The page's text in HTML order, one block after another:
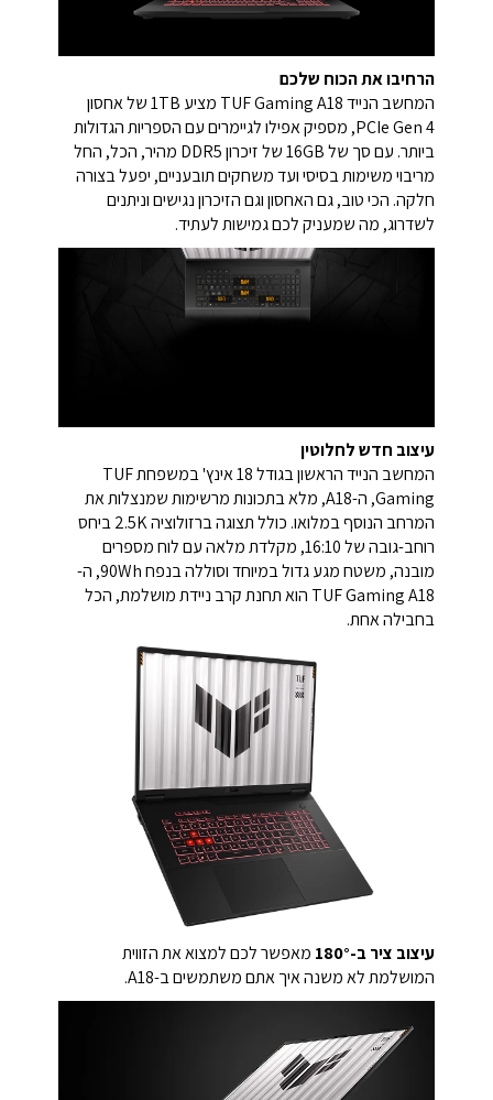
הרחיבו את הכוח שלכם
המחשב הנייד TUF Gaming A18 מציע 1TB של אחסון
PCIe Gen 4, מספיק אפילו לגיימרים עם הספריות הגדולות
ביותר. עם סך של 16GB של זיכרון DDR5 מהיר, הכל, החל
מריבוי משימות בסיסי ועד משחקים תובעניים, יפעל בצורה
חלקה. הכי טוב, גם האחסון וגם הזיכרון נגישים וניתנים
לשדרוג, מה שמעניק לכם גמישות לעתיד.
עיצוב חדש לחלוטין
המחשב הנייד הראשון בגודל 18 אינץ' במשפחת TUF
Gaming, ה-A18, מלא בתכונות מרשימות שמנצלות את
המרחב הנוסף במלואו. כולל תצוגה ברזולוציה 2.5K ביחס
רוחב-גובה של 16:10, מקלדת מלאה עם לוח מספרים
מובנה, משטח מגע גדול במיוחד וסוללה בנפח 90Wh, ה-
TUF Gaming A18 הוא תחנת קרב ניידת מושלמת, הכל
בחבילה אחת.
עיצוב ציר ב-180°
מאפשר לכם למצוא את הזווית
המושלמת לא משנה איך אתם משתמשים ב-A18.